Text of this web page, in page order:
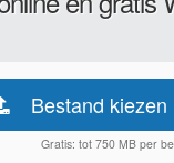
Bestand kiezen
Gratis: tot 750 MB per